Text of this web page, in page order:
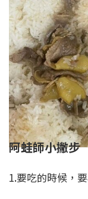
阿蛙師小撇步
1.要吃的時候，